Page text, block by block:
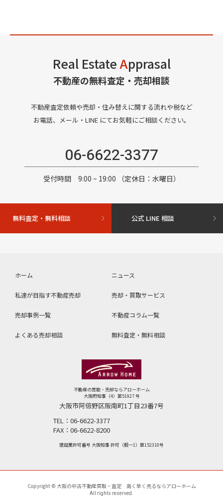
Real EstateApprasal
不動産の無料査定・売却相談
不動産査定依頼や売却・住み替えに関する流れや税など
お電話、メール・LINE にてお気軽にご相談ください。
06-6622-3377
受付時間 9:00 ~ 19:00 （定休日：水曜日）
無料査定・無料相談 公式 LINE 相談
ホーム ニュース
私達が目指す不動産売却 売却・買取サービス
売却事例一覧 不動産コラム⼀覧
よくある売却相談 無料査定・無料相談
不動産の買取・売却ならアローホーム
大阪府知事（4）第51927 号
大阪市阿倍野区阪南町1丁目23番7号
TEL： 06-6622-3377
FAX： 06-6622-8200
建設業許可番号 大阪知事 許可（般一1）第152310号
Copyright © 大阪の中古不動産買取・査定 高く早く売るならアローホーム
All rights reserved.